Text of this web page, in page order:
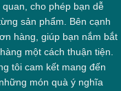
cho phép bạn dễ
sản phẩm. Bên cạnh
hàng, giúp bạn nắm bắt
một cách thuận tiện.
tôi cam kết mang đến
món quà ý nghĩa